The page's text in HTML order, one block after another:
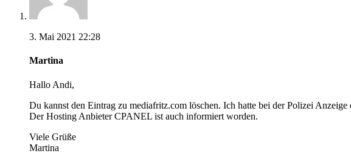
3. Mai 2021 22:28
Martina
Hallo Andi,
Du kannst den Eintrag zu mediafritz.com löschen. Ich hatte bei der Polizei
Der Hosting Anbieter CPANEL ist auch informiert worden.
Viele Grüße
Martina